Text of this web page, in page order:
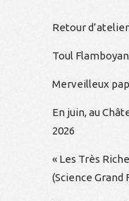
Retour
Toul
Merveilleux
En juin, au
2026
« Les Très
(Science Grand